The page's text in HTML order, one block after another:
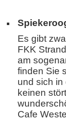
Es gibt
FKK
am
finden Sie
und sich
keinen
Cafe